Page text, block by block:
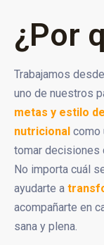
¿Por
Trabajamos
uno de nuestros
metas y estilo
nutricional como
tomar decisiones
No importa cuál
ayudarte a
acompañarte en
sana y plena.